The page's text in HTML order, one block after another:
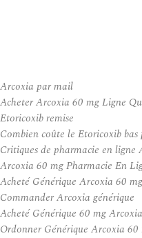
Arcoxia par mail
Acheter Arcoxia 60 mg Ligne
Etoricoxib remise
Combien coûte le Etoricoxib bas
Critiques de pharmacie en ligne
Arcoxia 60 mg Pharmacie En
Acheté Générique Arcoxia 60
Commander Arcoxia générique
Acheté Générique 60 mg
Ordonner Générique Arcoxia